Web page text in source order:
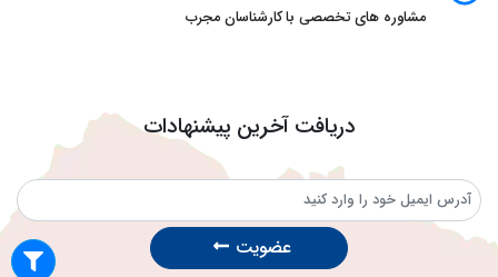
مشاوره های تخصصی با کارشناسان مجرب
دریافت آخرین پیشنهادات
عضویت